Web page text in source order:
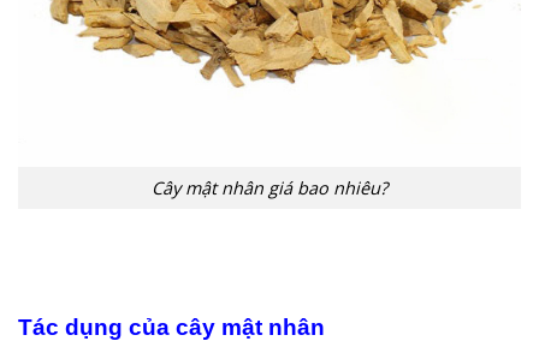
Cây mật nhân giá bao nhiêu?
Tác dụng của cây mật nhân